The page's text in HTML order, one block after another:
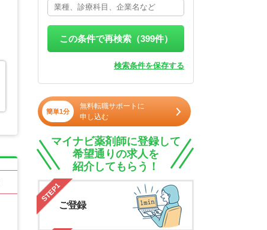
この条件で再検索（399件）
検索条件を保存する
簡単1分
無料転職サポートに
申し込む
マイナビ薬剤師に登録して
希望通りの求人を
紹介してもらう！
STEP1
ご登録